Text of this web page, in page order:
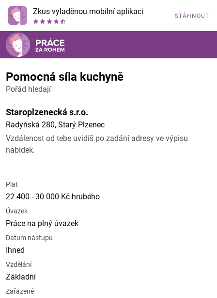
Zkus vyladěnou mobilní aplikaci STÁHNOUT
Pomocná síla kuchyně
Pořád hledají
Staroplzenecká s.r.o.
Radyňská 280, Starý Plzenec
Vzdálenost od tebe uvidíš po zadání adresy ve výpisu
nabídek.
Plat
22 400 - 30 000 Kč hrubého
Úvazek
Práce na plný úvazek
Datum nástupu
Ihned
Vzdělání
Základní
Zařazené